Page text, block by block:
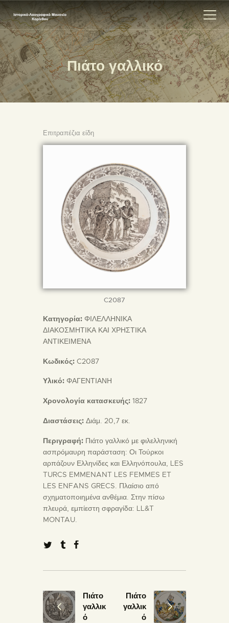
Πιάτο γαλλικό
ΑΡΧΙΚΗ
ΕΚΘΕΣΗ
ΣΧΕΤΙΚΑ
Επιτραπέζια είδη
C2087
Κατηγορία: ΦΙΛΕΛΛΗΝΙΚΑ
ΔΙΑΚΟΣΜΗΤΙΚΑ ΚΑΙ ΧΡΗΣΤΙΚΑ
ΑΝΤΙΚΕΙΜΕΝΑ
Κωδικός: C2087
Υλικό: ΦΑΓΕΝΤΙΑΝΗ
Χρονολογία κατασκευής: 1827
Διαστάσεις: Διάμ. 20,7 εκ.
Περιγραφή: Πιάτο γαλλικό με φιλελληνική
ασπρόμαυρη παράσταση: Οι Τούρκοι
αρπάζουν Ελληνίδες και Ελληνόπουλα, LES
TURCS EMMENANT LES FEMMES ET
LES ENFANS GRECS. Πλαίσιο από
σχηματοποιημένα ανθέμια. Στην πίσω
πλευρά, εμπίεστη σφραγίδα: LL&T
MONTAU.
Πιάτο
γαλλικ
ό
Πιάτο
γαλλικ
ό